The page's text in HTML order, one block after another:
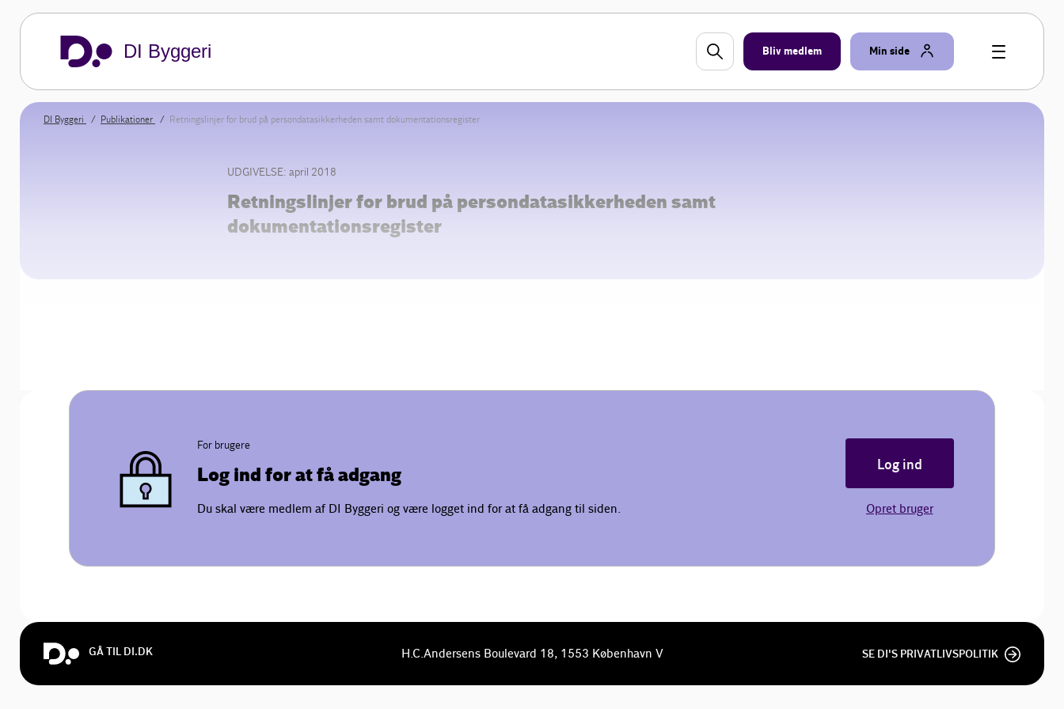
DI Byggeri Bliv medlem Min side
DI Byggeri Publikationer Retningslinjer for brud på persondatasikkerheden samt dokumentationsregister
UDGIVELSE: april 2018
Retningslinjer for brud på persondatasikkerheden samt
dokumentationsregister
For brugere
Log ind for at få adgang
Du skal være medlem af DI Byggeri og være logget ind for at få adgang til siden.
Log ind
Opret bruger
GÅ TIL DI.DK H.C.Andersens Boulevard 18, 1553 København V SE DI'S PRIVATLIVSPOLITIK